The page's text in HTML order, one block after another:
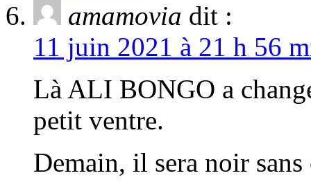
amamovia dit :
11 juin 2021 à 21 h 56
Là ALI BONGO a
petit ventre.
Demain, il sera noir